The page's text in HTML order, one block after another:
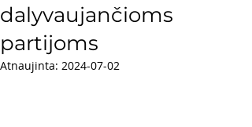
dalyvaujančioms
partijoms
Atnaujinta: 2024-07-02